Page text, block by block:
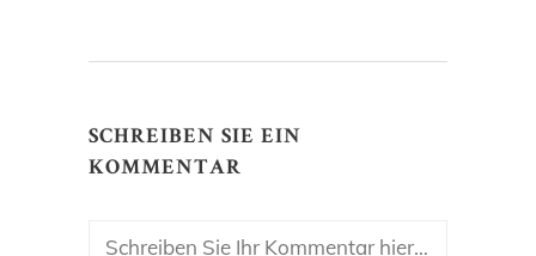
SCHREIBEN SIE EIN
KOMMENTAR